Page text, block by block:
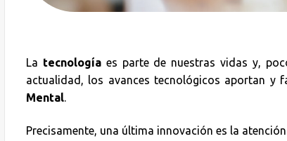
La tecnologíaes parte de nuestras vidas y,
actualidad, los avances tecnológicos aportan y
Mental.
Precisamente, una última innovación es la